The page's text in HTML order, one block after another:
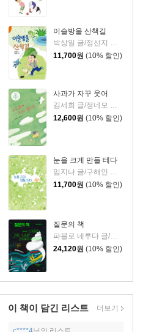
이슬방울 산책길
11,700원 (10% 할인)
사과가 자꾸 웃어
김세희 글/정네모 그림
12,600원 (10% 할인)
눈을 크게 만들 테다
11,700원 (10% 할인)
질문의 책
24,120원 (10% 할인)
이 책이 담긴 리스트 더보기